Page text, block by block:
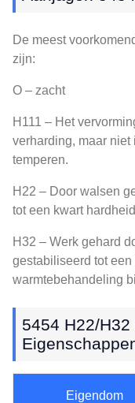
De meest
zijn:
O – zacht
H111 – Het
verharding, maar niet
temperen.
H22 – Door walsen
tot een kwart
H32 – Werk gehard
gestabiliseerd tot
warmtebehandeling
5454 H22/
Eigendom